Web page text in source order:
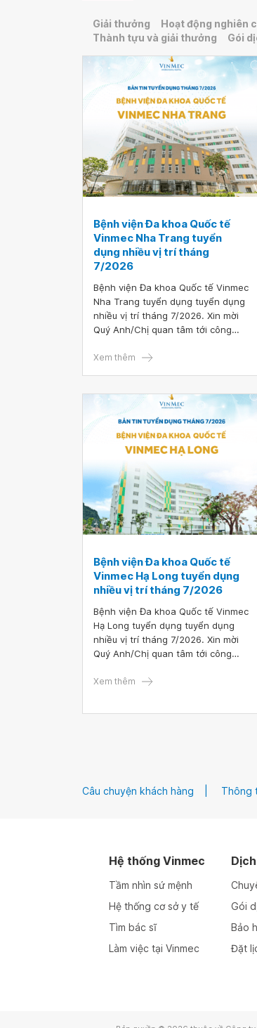
Giải thưởng Hoạt động nghiên
Thành tựu và giải thưởng
Gói
Bệnh viện Đa khoa Quốc tế
Vinmec Nha Trang tuyển
dụng nhiều vị trí tháng
7/2026
Bệnh viện Đa khoa Quốc tế Vinmec
Nha Trang tuyển dụng tuyển dụng
nhiều vị trí tháng 7/2026. Xin mời
Quý Anh/Chị quan tâm tới công
lòng truy cập vào đường link sau để
Xem thêm
Bệnh viện Đa khoa Quốc tế
Vinmec Hạ Long tuyển dụng
nhiều vị trí tháng 7/2026
Bệnh viện Đa khoa Quốc tế Vinmec
Hạ Long tuyển dụng tuyển dụng
nhiều vị trí tháng 7/2026. Xin mời
Quý Anh/Chị quan tâm tới công
lòng truy cập vào đường link sau để
Xem thêm
Câu chuyện khách hàng Thông
Hệ thống Vinmec
Tầm nhìn sứ mệnh
Hệ thống cơ sở y tế
Tìm bác sĩ
Làm việc tại Vinmec
Gói
Bảo
Đặt